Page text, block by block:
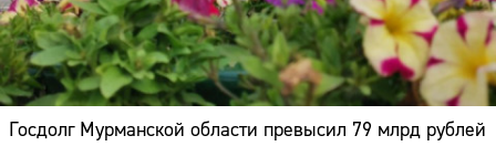
Госдолг Мурманской области превысил 79 млрд рублей